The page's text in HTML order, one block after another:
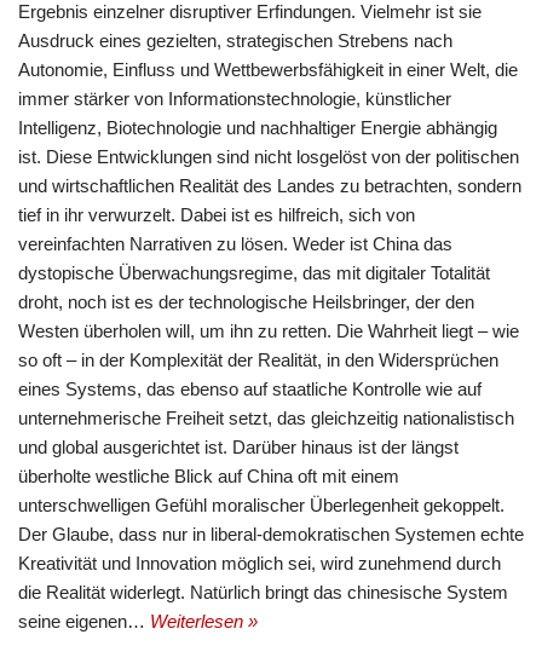
Ergebnis einzelner disruptiver Erfindungen. Vielmehr ist sie
Ausdruck eines gezielten, strategischen Strebens nach
Autonomie, Einfluss und Wettbewerbsfähigkeit in einer Welt, die
immer stärker von Informationstechnologie, künstlicher
Intelligenz, Biotechnologie und nachhaltiger Energie abhängig
ist. Diese Entwicklungen sind nicht losgelöst von der politischen
und wirtschaftlichen Realität des Landes zu betrachten, sondern
tief in ihr verwurzelt. Dabei ist es hilfreich, sich von
vereinfachten Narrativen zu lösen. Weder ist China das
dystopische Überwachungsregime, das mit digitaler Totalität
droht, noch ist es der technologische Heilsbringer, der den
Westen überholen will, um ihn zu retten. Die Wahrheit liegt – wie
so oft – in der Komplexität der Realität, in den Widersprüchen
eines Systems, das ebenso auf staatliche Kontrolle wie auf
unternehmerische Freiheit setzt, das gleichzeitig nationalistisch
und global ausgerichtet ist. Darüber hinaus ist der längst
überholte westliche Blick auf China oft mit einem
unterschwelligen Gefühl moralischer Überlegenheit gekoppelt.
Der Glaube, dass nur in liberal-demokratischen Systemen echte
Kreativität und Innovation möglich sei, wird zunehmend durch
die Realität widerlegt. Natürlich bringt das chinesische System
seine eigenen… Weiterlesen »